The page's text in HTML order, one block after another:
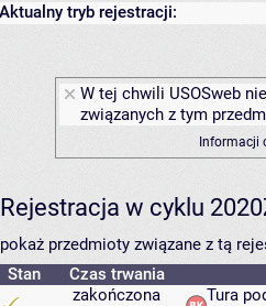
Aktualny tryb rejestracji:
W tej chwili USOSweb
związanych z tym
Informacji
Rejestracja w cyklu
pokaż przedmioty związane z tą
Stan
Czas trwania
zakończona
Tura